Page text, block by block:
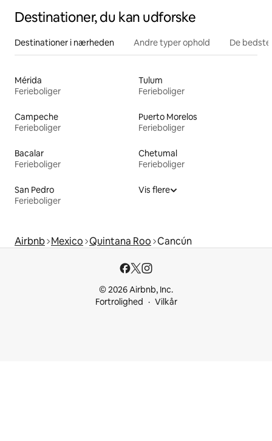
Destinationer, du kan udforske
Destinationer i nærheden Andre typer ophold De
Mérida
Ferieboliger
Tulum
Ferieboliger
Campeche
Ferieboliger
Puerto Morelos
Ferieboliger
Bacalar
Ferieboliger
Chetumal
Ferieboliger
San Pedro
Ferieboliger
Vis flere
Airbnb Mexico Quintana Roo Cancún
© 2026 Airbnb, Inc.
Fortrolighed
Vilkår